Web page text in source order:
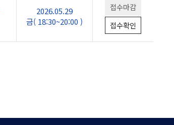
2026.05.29
금( 18:30~20:00 )
접수마감
접수확인